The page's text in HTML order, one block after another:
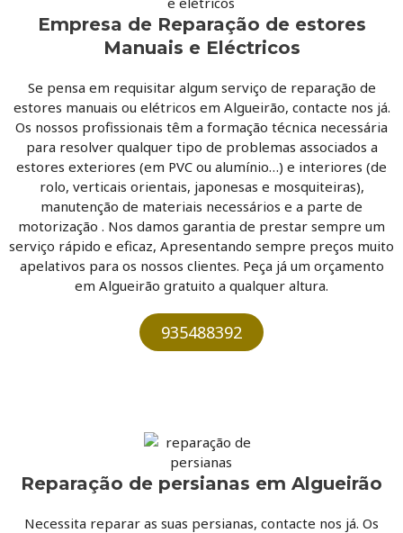
Empresa de Reparação de estores
Manuais e Eléctricos
Se pensa em requisitar algum serviço de reparação de
estores manuais ou elétricos em Algueirão, contacte nos já.
Os nossos profissionais têm a formação técnica necessária
para resolver qualquer tipo de problemas associados a
estores exteriores (em PVC ou alumínio…) e interiores (de
rolo, verticais orientais, japonesas e mosquiteiras),
manutenção de materiais necessários e a parte de
motorização . Nos damos garantia de prestar sempre um
serviço rápido e eficaz, Apresentando sempre preços muito
apelativos para os nossos clientes. Peça já um orçamento
em Algueirão gratuito a qualquer altura.
935488392
Reparação de persianas em Algueirão
Necessita reparar as suas persianas, contacte nos já. Os